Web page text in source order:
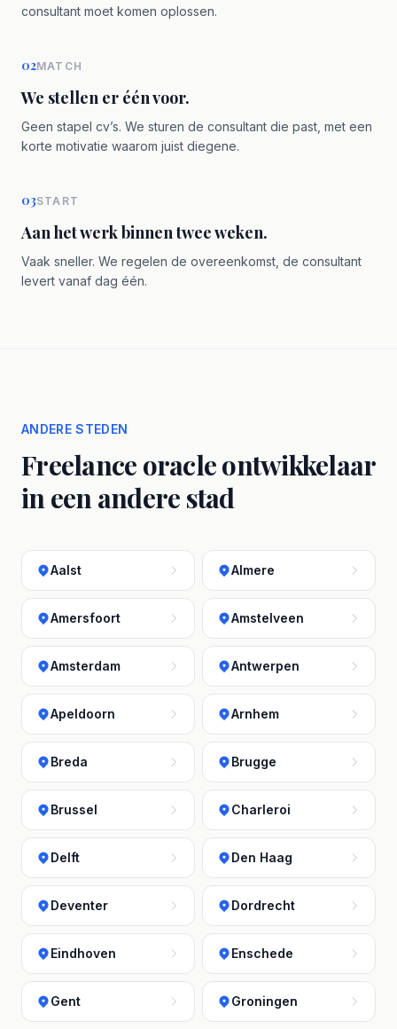
consultant moet komen oplossen.
02MATCH
We stellen er één voor.
Geen stapel cv’s. We sturen de consultant die past, met een
korte motivatie waarom juist diegene.
03START
Aan het werk binnen twee weken.
Vaak sneller. We regelen de overeenkomst, de consultant
levert vanaf dag één.
ANDERE STEDEN
Freelance oracle ontwikkelaar
in een andere stad
Aalst Almere
Amersfoort Amstelveen
Amsterdam Antwerpen
Apeldoorn Arnhem
Breda Brugge
Brussel Charleroi
Delft Den Haag
Deventer Dordrecht
Eindhoven Enschede
Gent Groningen